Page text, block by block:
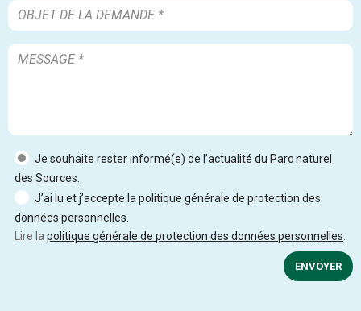
Je souhaite rester informé(e) de l’actualité du Parc naturel
des Sources.
J’ai lu et j’accepte la politique générale de protection des
données personnelles.
Lire la politique générale de protection des données personnelles
ENVOYER